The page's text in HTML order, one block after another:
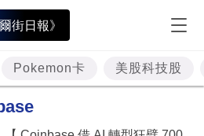
街日報》
Pokemon卡 美股科技股